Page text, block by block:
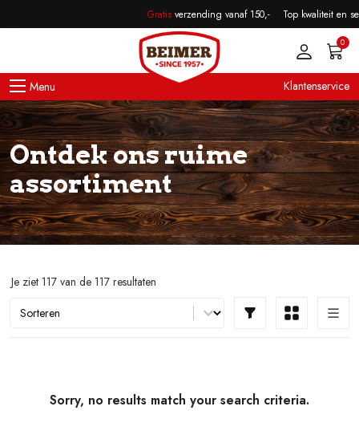
Gratisverzending vanaf 150,- Top kwaliteit en
0
Klantenservice
Ontdek ons ruime
assortiment
Je ziet 117 van de 117 resultaten
Sorteer
Sort content
Sorry, no results match your search criteria.